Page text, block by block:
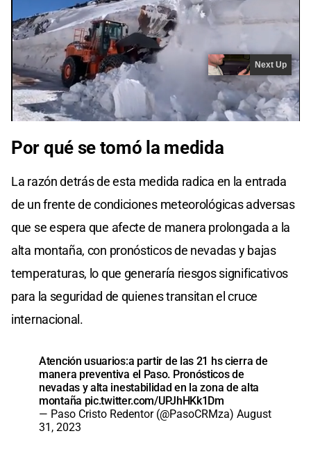
Por qué se tomó la medida
La razón detrás de esta medida radica en la entrada
de un frente de condiciones meteorológicas adversas
que se espera que afecte de manera prolongada a la
alta montaña, con pronósticos de nevadas y bajas
temperaturas, lo que generaría riesgos significativos
para la seguridad de quienes transitan el cruce
internacional.
Atención usuarios:a partir de las 21 hs cierra de
manera preventiva el Paso. Pronósticos de
nevadas y alta inestabilidad en la zona de alta
montaña pic.twitter.com/UPJhHKk1Dm
— Paso Cristo Redentor (@PasoCRMza) August
31, 2023